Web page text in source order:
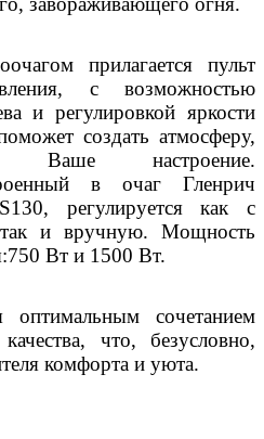
прилагается пульт
с возможностью
и регулировкой яркости
создать атмосферу,
Ваше настроение.
в очаг Гленрич
регулируется как с
и вручную. Мощность
Вт и 1500 Вт.
оптимальным сочетанием
что, безусловно,
комфорта и уюта.